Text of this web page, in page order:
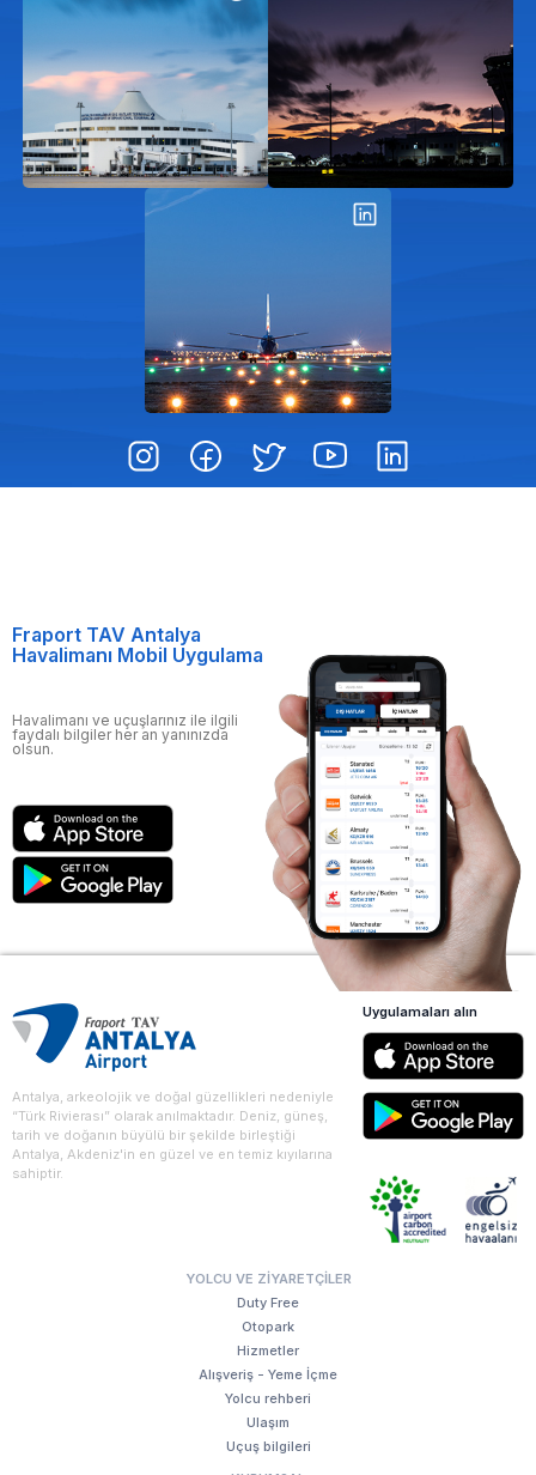
Fraport TAV Antalya
Havalimanı Mobil Uygulama
Havalimanı ve uçuşlarınız ile ilgili
faydalı bilgiler her an yanınızda
olsun.
Antalya, arkeolojik ve doğal güzellikleri nedeniyle
“Türk Rivierası” olarak anılmaktadır. Deniz, güneş,
tarih ve doğanın büyülü bir şekilde birleştiği
Antalya, Akdeniz'in en güzel ve en temiz kıyılarına
sahiptir.
YOLCU VE ZIYARETÇILER
Duty Free
Otopark
Hizmetler
Alışveriş - Yeme İçme
Yolcu rehberi
Ulaşım
Uçuş bilgileri
Uygulamaları alın